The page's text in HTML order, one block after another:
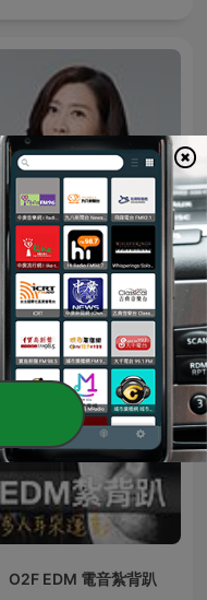
鄧惠文 不想說
O2F EDM 電音紮背趴